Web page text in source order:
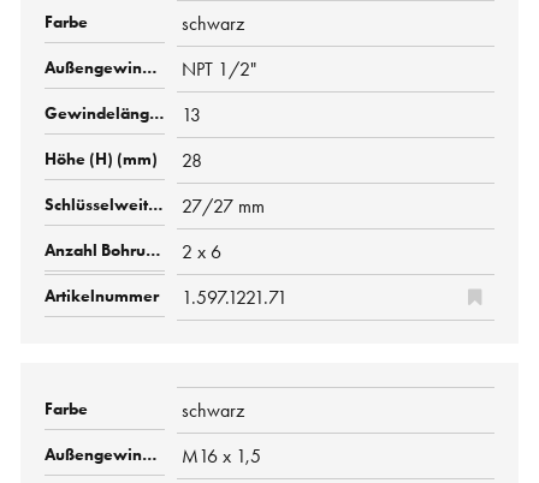
schwarz
NPT 1/2"
13
28
27/27 mm
2 x 6
1.597.1221.71
schwarz
M16 x 1,5